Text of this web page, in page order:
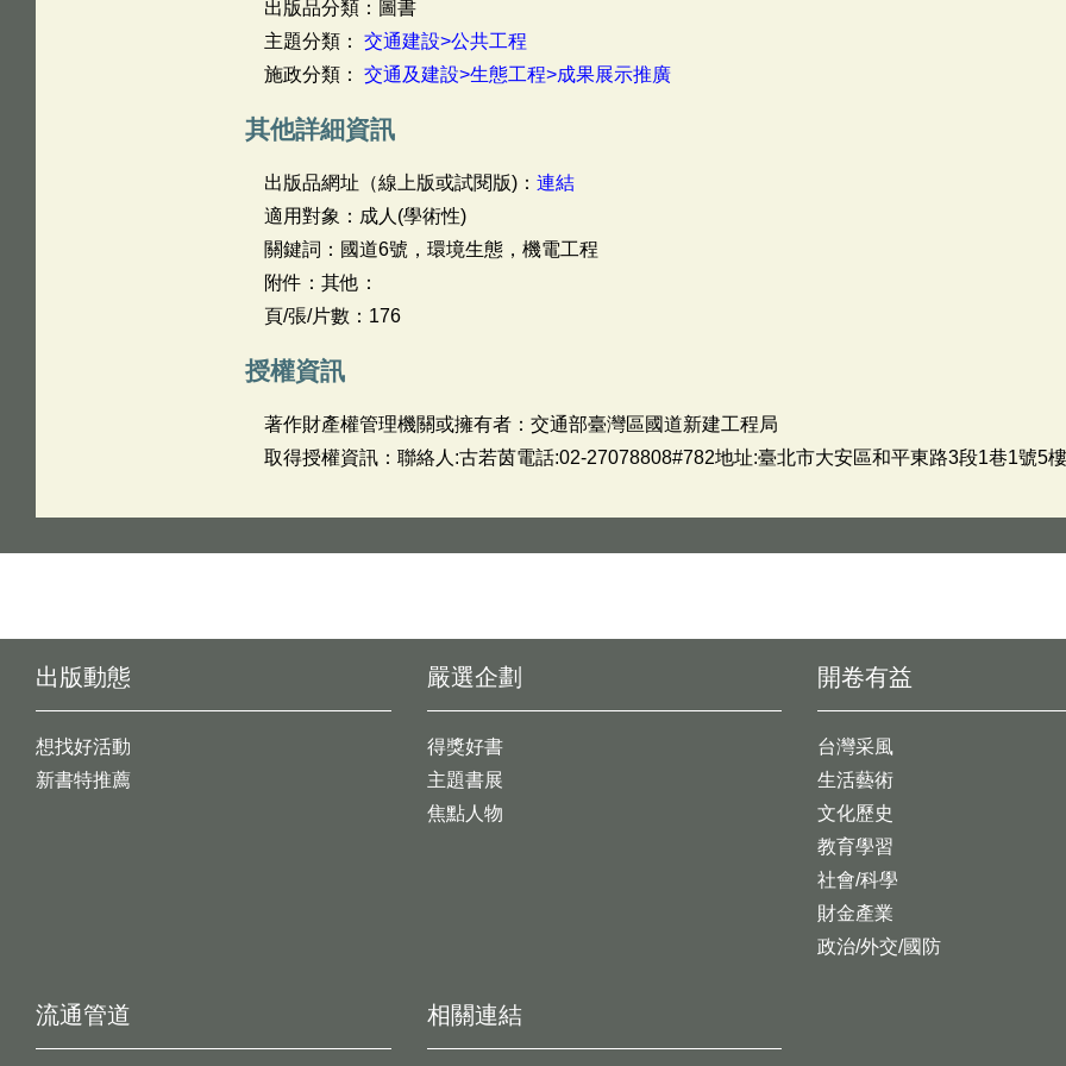
出版品分類：圖書
主題分類： 交通建設>公共工程
施政分類： 交通及建設>生態工程>成果展示推廣
其他詳細資訊
出版品網址（線上版或試閱版)： 連結
適用對象：成人(學術性)
關鍵詞：國道6號，環境生態，機電工程
附件：其他：
頁/張/片數：176
授權資訊
著作財產權管理機關或擁有者：交通部臺灣區國道新建工程局
取得授權資訊：聯絡人:古若茵電話:02-27078808#782地址:臺北市大安區和平東路3段1巷1號5樓
出版動態
想找好活動
新書特推薦
開卷有益
台灣采風
生活藝術
文化歷史
教育學習
社會/科學
財金產業
政治/外交/國防
嚴選企劃
得獎好書
主題書展
焦點人物
流通管道 相關連結